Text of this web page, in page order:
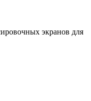
экранов для